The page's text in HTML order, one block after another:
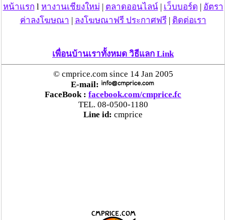
หน้าแรก l หางานเชียงใหม่ | ตลาดออนไลน์| เว็บบอร์ด | อัตรา
ค่าลงโฆษณา | ลงโฆษณาฟรี ประกาศฟรี| ติดต่อเรา
เพื่อนบ้านเราทั้งหมด วิธีแลก Link
© cmprice.com since 14 Jan 2005
E-mail:
FaceBook : facebook.com/cmprice.fc
TEL. 08-0500-1180
Line id: cmprice